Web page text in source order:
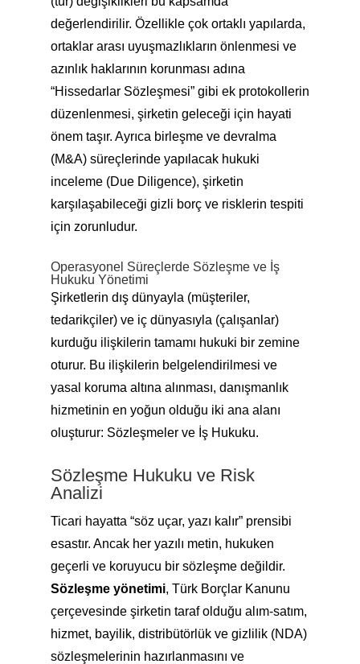
değerlendirilir. Özellikle çok ortaklı yapılarda,
ortaklar arası uyuşmazlıkların önlenmesi ve
azınlık haklarının korunması adına
“Hissedarlar Sözleşmesi” gibi ek protokollerin
düzenlenmesi, şirketin geleceği için hayati
önem taşır. Ayrıca birleşme ve devralma
(M&A) süreçlerinde yapılacak hukuki
inceleme (Due Diligence), şirketin
karşılaşabileceği gizli borç ve risklerin tespiti
için zorunludur.
Operasyonel Süreçlerde Sözleşme ve İş
Hukuku Yönetimi
Şirketlerin dış dünyayla (müşteriler,
tedarikçiler) ve iç dünyasıyla (çalışanlar)
kurduğu ilişkilerin tamamı hukuki bir zemine
oturur. Bu ilişkilerin belgelendirilmesi ve
yasal koruma altına alınması, danışmanlık
hizmetinin en yoğun olduğu iki ana alanı
oluşturur: Sözleşmeler ve İş Hukuku.
Sözleşme Hukuku ve Risk
Analizi
Ticari hayatta “söz uçar, yazı kalır” prensibi
esastır. Ancak her yazılı metin, hukuken
geçerli ve koruyucu bir sözleşme değildir.
Sözleşme yönetimi, Türk Borçlar Kanunu
çerçevesinde şirketin taraf olduğu alım-satım,
hizmet, bayilik, distribütörlük ve gizlilik (NDA)
sözleşmelerinin hazırlanmasını ve